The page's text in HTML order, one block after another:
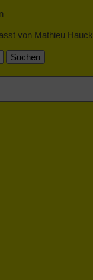
von Mathieu Hauck
Suchen